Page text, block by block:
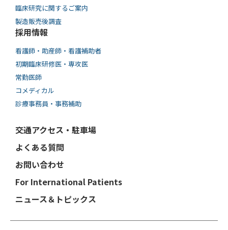
臨床研究に関するご案内
製造販売後調査
採用情報
看護師・助産師・看護補助者
初期臨床研修医・専攻医
常勤医師
コメディカル
診療事務員・事務補助
交通アクセス・駐車場
よくある質問
お問い合わせ
For International Patients
ニュース＆トピックス